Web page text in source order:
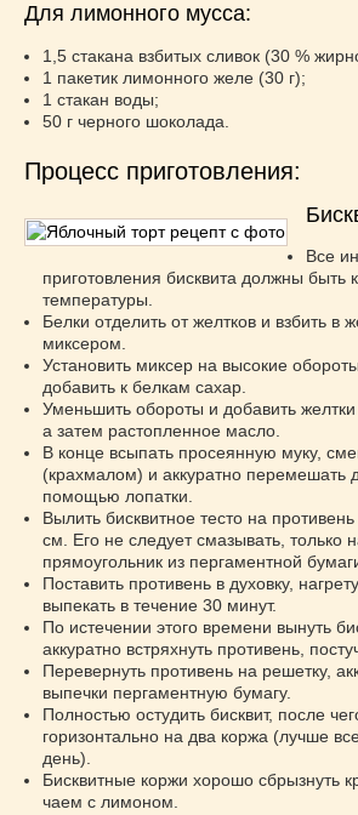
Для лимонного мусса:
1,5 стакана взбитых сливок (30 %
1 пакетик лимонного желе (30 г);
1 стакан воды;
50 г черного шоколада.
Процесс приготовления:
Все
приготовления бисквита должны быть
температуры.
Белки отделить от желтков и взбить в
миксером.
Установить миксер на высокие
добавить к белкам сахар.
Уменьшить обороты и добавить
а затем растопленное масло.
В конце всыпать просеянную муку,
(крахмалом) и аккуратно перемешать
помощью лопатки.
Вылить бисквитное тесто на
см. Его не следует смазывать, только
прямоугольник из пергаментной
Поставить противень в духовку,
выпекать в течение 30 минут.
По истечении этого времени вынуть
аккуратно встряхнуть противень,
Перевернуть противень на решетку,
выпечки пергаментную бумагу.
Полностью остудить бисквит, после
горизонтально на два коржа (лучше
день).
Бисквитные коржи хорошо сбрызнуть
чаем с лимоном.